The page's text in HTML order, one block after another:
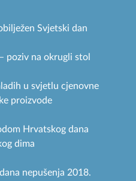
Svjetski dan
poziv na okrugli stol
u svjetlu cjenovne
proizvode
Hrvatskog dana
dima
nepušenja 2018.